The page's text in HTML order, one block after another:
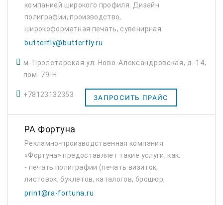
компанией широкого профиля. Дизайн
полиграфии, производство,
широкоформатная печать, сувенирная
продукция, оформление выставок и офисов
компании на выставки, продвига...
butterfly@butterfly.ru
м. Пролетарская ул. Ново-Александровская, д. 14,
пом. 79-Н
+78123132353 ЗАПРОСИТЬ ПРАЙС
РА Фортуна
Рекламно-производственная компания
«Фортуна» предоставляет такие услуги, как:
- печать полиграфии (печать визиток,
листовок, буклетов, каталогов, брошюр,
бланков, конвертов, приглашений,
print@ra-fortuna.ru